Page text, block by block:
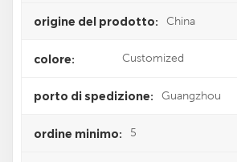
origine del prodotto: China
colore: Customized
porto di spedizione: Guangzhou
ordine minimo: 5